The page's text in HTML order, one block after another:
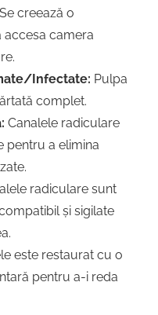
Se creează o
accesa camera
Infectate: Pulpa
complet.
Canalele radiculare
pentru a elimina
radiculare sunt
și sigilate
este restaurat cu o
pentru a-i reda